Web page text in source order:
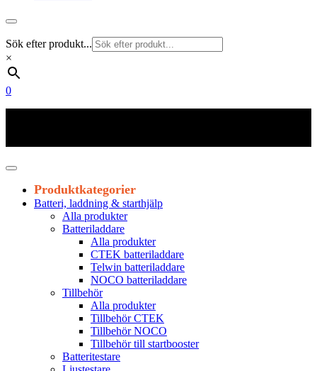
Sök efter produkt...
×
0
Produktkategorier
Batteri, laddning & starthjälp
Alla produkter
Batteriladdare
Alla produkter
CTEK batteriladdare
Telwin batteriladdare
NOCO batteriladdare
Tillbehör
Alla produkter
Tillbehör CTEK
Tillbehör NOCO
Tillbehör till startbooster
Batteritestare